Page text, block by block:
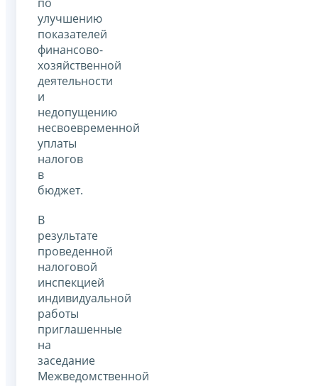
улучшению
показателей
финансово-
хозяйственной
деятельности
и
недопущению
несвоевременной
уплаты
налогов
в
бюджет.
В
результате
проведенной
налоговой
инспекцией
индивидуальной
работы
приглашенные
на
заседание
Межведомственной